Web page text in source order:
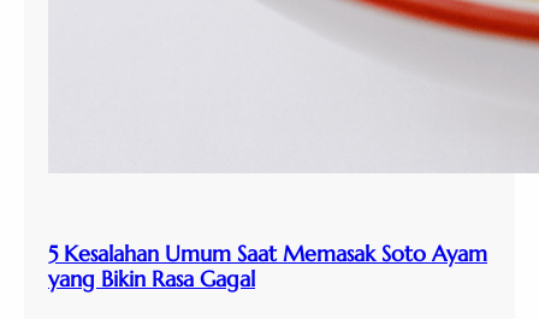
5 Kesalahan Umum Saat Memasak Soto Ayam
yang Bikin Rasa Gagal